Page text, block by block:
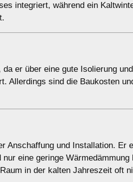
integriert, während ein
er über eine gute Isolierung
Allerdings sind die Baukosten
Anschaffung und Installation. Er
eine geringe
in der kalten Jahreszeit oft